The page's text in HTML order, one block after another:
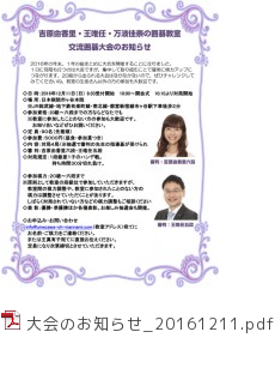
大会のお知らせ_20161211.pdf